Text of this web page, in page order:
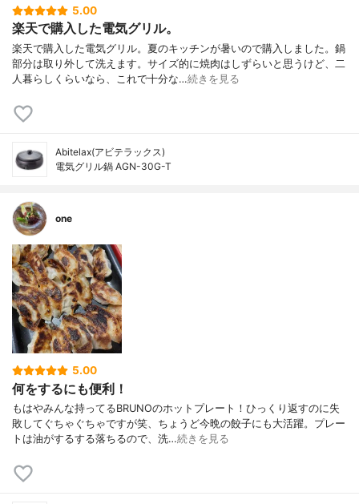
5.00
楽天で購入した電気グリル。
楽天で購入した電気グリル。夏のキッチンが暑いので購入しました。鍋
部分は取り外して洗えます。サイズ的に焼肉はしずらいと思うけど、二
人暮らしくらいなら、これで十分な…続きを見る
Abitelax(アビテラックス)
電気グリル鍋 AGN-30G-T
one
5.00
何をするにも便利！
もはやみんな持ってるBRUNOのホットプレート！ひっくり返すのに失
敗してぐちゃぐちゃですが笑、ちょうど今晩の餃子にも大活躍。プレー
トは油がするする落ちるので、洗…続きを見る